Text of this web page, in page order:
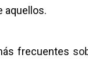
aquellos.
frecuentes